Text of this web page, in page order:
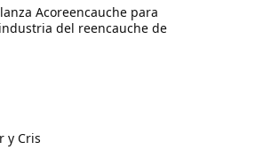
Acoreencauche para
del reencauche de
y Cris